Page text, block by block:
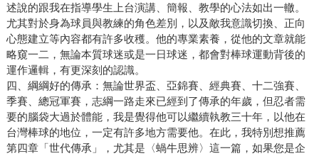
述說的跟我在指導學生上台演講、簡報、教學的心法如出一轍。
尤其對於身為球員與教練的角色差別，以及敵我意識切換、正向
心態建立等內容都有許多收穫。他的專業素養，從他的文章就能
略窺一二，無論本質球迷或是一日球迷，都會對棒球運動背後的
運作邏輯，有更深刻的認識。
四、綱綱好的傳承：無論世界盃、亞錦賽、經典賽、十二強賽、
季賽、總冠軍賽，志綱一路走來已經到了傳承的年歲，但忍者需
要的腦袋大過於體能，我是覺得他可以繼續執教三十年，以他在
台灣棒球的地位，一定有許多地方需要他。在此，我特別想推薦
第四章「世代傳承」，尤其是〈蝸牛思辨〉這一篇，如果您是企